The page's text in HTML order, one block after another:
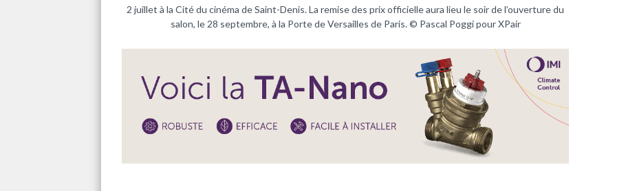
2 juillet à la Cité du cinéma de Saint-Denis. La remise des prix officielle aura lieu le soir de l’ouverture du
salon, le 28 septembre, à la Porte de Versailles de Paris. © Pascal Poggi pour XPair